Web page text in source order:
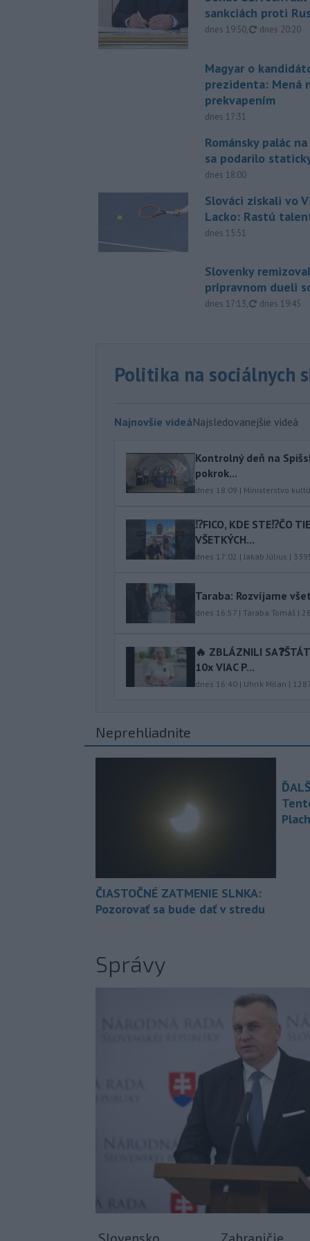
sankciách proti
dnes 19:50, aktualizované
dnes 20:20
Magyar o
prezidenta: Mená
prekvapením
dnes 17:31
Románsky palác
sa podarilo
dnes 18:00
Slováci získali vo
Lacko: Rastú
dnes 15:51
Slovenky
prípravnom dueli
dnes 17:13, aktualizované
dnes 19:45
Politika na sociálnych
Najnovšie videáNajsledovanejšie videá
Kontrolný deň na
pokrok...
dnes 18:09 | Ministerstvo
⁉️FICO, KDE STE⁉️ČO
VŠETKÝCH...
dnes 17:02 |Jakab Július |
Taraba: Rozvíjame
dnes 16:57 | Taraba Tomáš |
🔥 ZBLÁZNILI
10x VIAC P...
dnes 16:40 | Uhrík Milan |
Neprehliadnite
ČIASTOČNÉ ZATMENIE SLNKA:
Pozorovať sa bude dať v stredu
Správy